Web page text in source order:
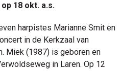
18 okt. a.s.
harpistes Marianne Smit en
in de Kerkzaal van
Miek (1987) is geboren en
in Laren. Op 12